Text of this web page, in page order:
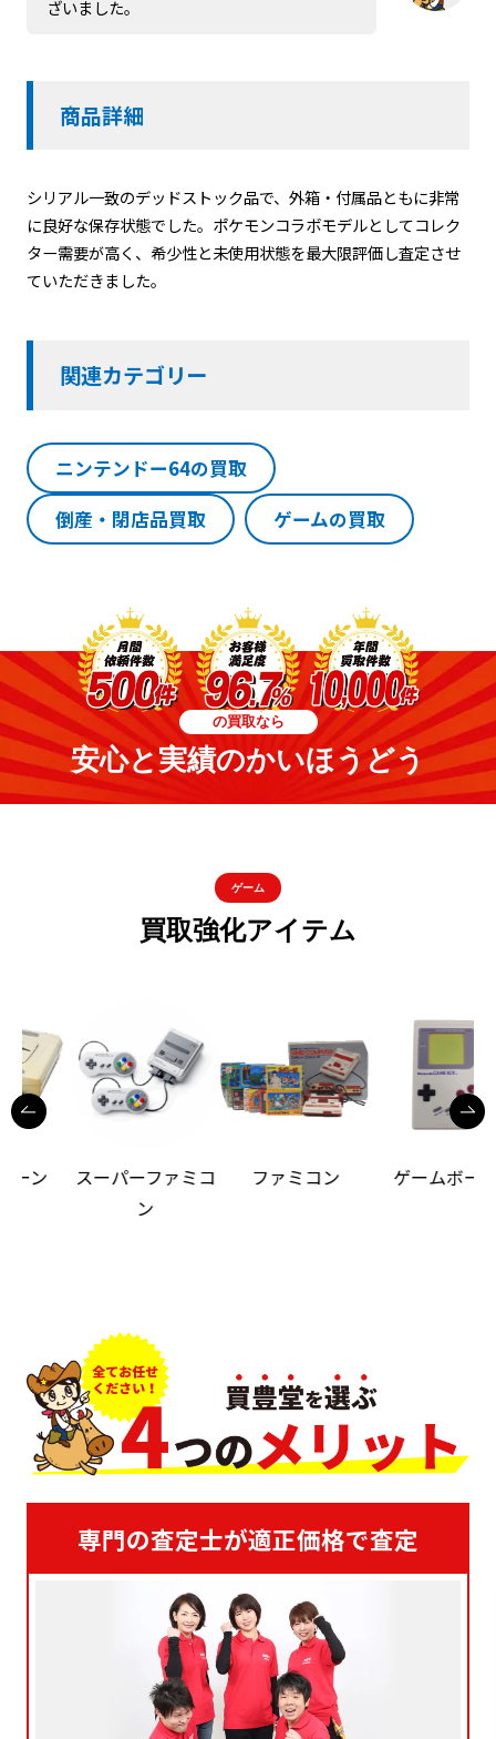
ざいました。
商品詳細
シリアル一致のデッドストック品で、外箱・付属品ともに非常
に良好な保存状態でした。ポケモンコラボモデルとしてコレク
ター需要が高く、希少性と未使用状態を最大限評価し査定させ
ていただきました。
関連カテゴリー
ニンテンドー64の買取
倒産・閉店品買取
ゲームの買取
の買取なら
安心と実績のかいほうどう
ゲーム
買取強化アイテム
スーパーファミコ
ファミコン ゲームボーイ
専門の査定士が適正価格で査定